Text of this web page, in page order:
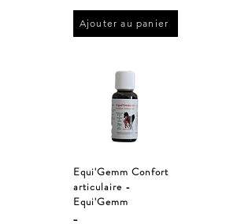
Ajouter au panier
Equi'Gemm Confort
articulaire -
Equi'Gemm
_